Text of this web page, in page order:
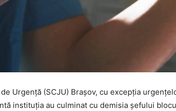
Urgenţă (SCJU) Braşov, cu excepția
instituția au culminat cu demisia şefului